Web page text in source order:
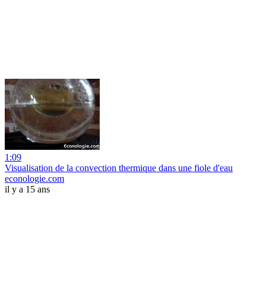
1:09
Visualisation de la convection thermique dans une fiole d'eau
econologie.com
il y a 15 ans